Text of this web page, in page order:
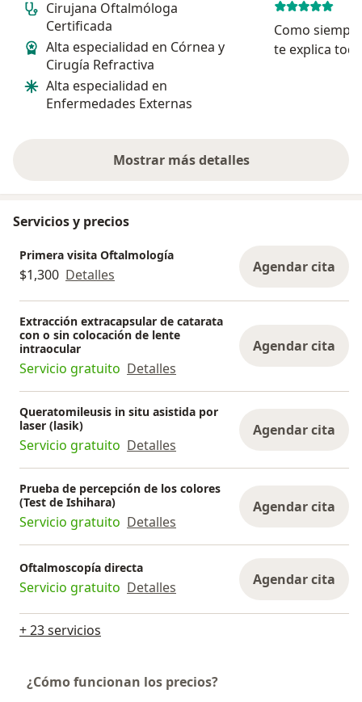
Cirujana Oftalmóloga
Certificada
Alta especialidad en Córnea y
Cirugía Refractiva
Alta especialidad en
Enfermedades Externas
Como
te explica
Mostrar más detalles
sobre la experiencia
Servicios y precios
Primera visita Oftalmología
$1,300 Detalles Agendar cita
Extracción extracapsular de catarata
con o sin colocación de lente
intraocular
Servicio gratuito Detalles
Agendar cita
Queratomileusis in situ asistida por
laser (lasik)
Servicio gratuito Detalles
Agendar cita
Prueba de percepción de los colores
(Test de Ishihara)
Servicio gratuito Detalles
Agendar cita
Oftalmoscopía directa
Servicio gratuito Detalles Agendar cita
+ 23 servicios
¿Cómo funcionan los precios?